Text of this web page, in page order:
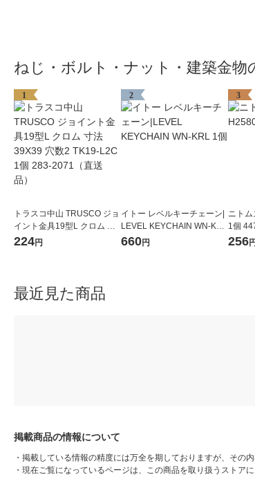
ねじ・ボルト・ナット・建築金物
1
トラスコ中山 TRUSCO ジョ
イント金具19型L クロム 寸
法39X39 穴数2 TK19-L2C 1
224円
2
イトー レベルキーチェーン|
LEVEL KEYCHAIN WN-KRL
1個
660円
3
ニト
1個
256円
最近見た商品
掲載商品の情報について
・ 掲載している情報の精度には万全を期しておりますが、その
・ 現在ご覧になっているページは、この商品を取り扱うストア